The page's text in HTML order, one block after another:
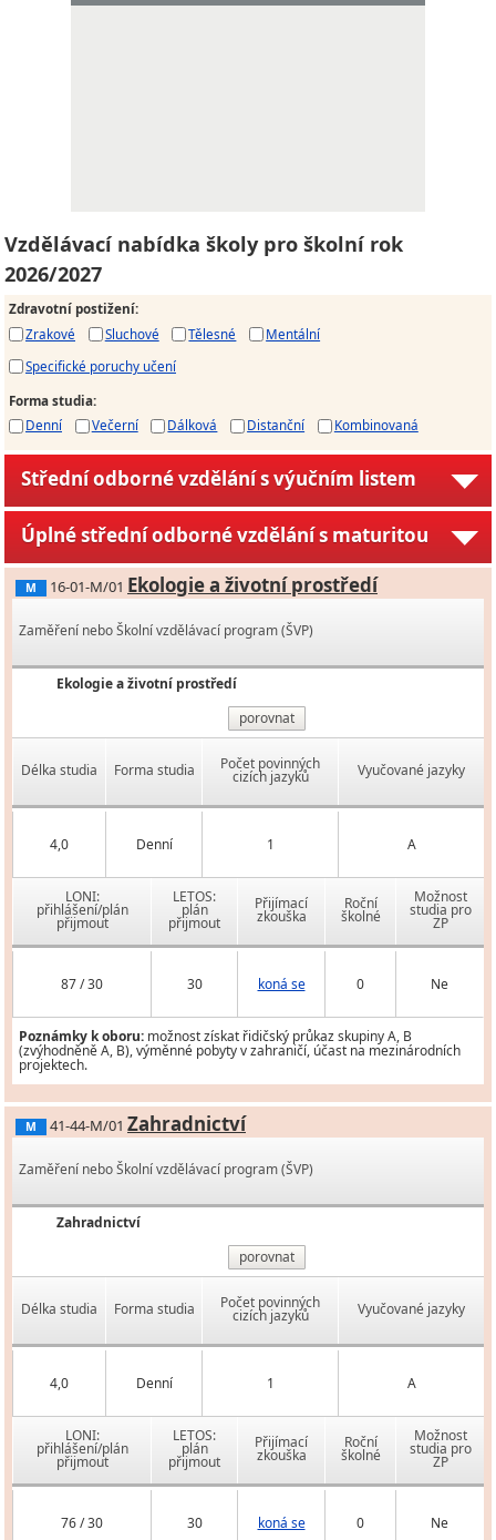
Vzdělávací nabídka školy pro školní rok
2026/2027
Zdravotní postižení:
Zrakové
Sluchové Tělesné
Mentální
Specifické poruchy učení
Forma studia:
Denní
Večerní Dálková Distanční Kombinovaná
Střední odborné vzdělání s výučním listem
Úplné střední odborné vzdělání s maturitou
M 16-01-M/01 Ekologie a životní prostředí
Zaměření nebo Školní vzdělávací program (ŠVP)
Ekologie a životní prostředí
porovnat
Délka studia Forma studia Počet povinných
cizích jazyků Vyučované jazyky
4,0 Denní 1 A
LONI:
přihlášení/plán
přijmout
LETOS:
plán
přijmout
Přijímací
zkouška
Roční
školné
Možnost
studia pro
ZP
87 / 30 30 koná se 0 Ne
Poznámky k oboru: možnost získat řidičský průkaz skupiny A, B
(zvýhodněně A, B), výměnné pobyty v zahraničí, účast na mezinárodních
projektech.
M 41-44-M/01 Zahradnictví
Zaměření nebo Školní vzdělávací program (ŠVP)
Zahradnictví
porovnat
Délka studia Forma studia Počet povinných
cizích jazyků Vyučované jazyky
4,0 Denní 1 A
LONI:
přihlášení/plán
přijmout
LETOS:
plán
přijmout
Přijímací
zkouška
Roční
školné
Možnost
studia pro
ZP
76 / 30 30 koná se 0 Ne